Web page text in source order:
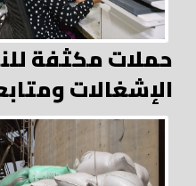
حملات مكثفة
الإشغالات